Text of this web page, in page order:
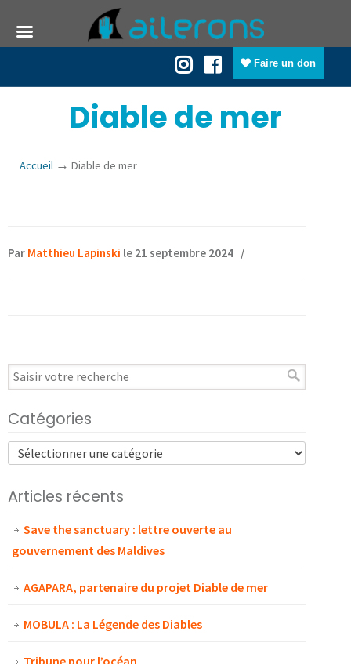
Faire un don
Diable de mer
Accueil → Diable de mer
Par Matthieu Lapinski le 21 septembre 2024 /
Catégories
Articles récents
Save the sanctuary : lettre ouverte au
gouvernement des Maldives
AGAPARA, partenaire du projet Diable de mer
MOBULA : La Légende des Diables
Tribune pour l’océan